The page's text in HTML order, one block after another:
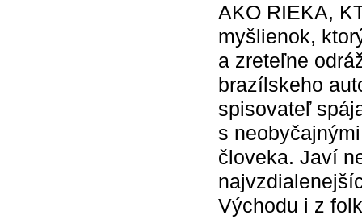
AKO RIEKA,
myšlienok,
a zreteľne
brazílskeho
spisovateľ
s
človeka. Javí
Východu i z